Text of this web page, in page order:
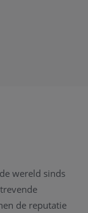
wereld sinds
de reputatie